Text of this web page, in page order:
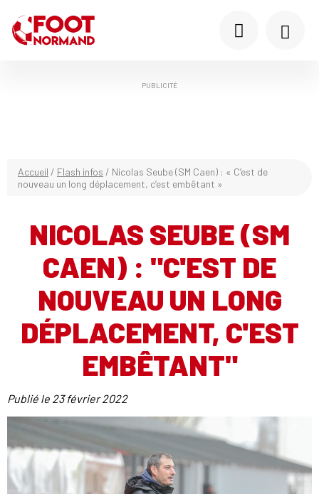
PUBLICITÉ
Accueil / Flash infos / Nicolas Seube (SM Caen) : « C’est de
nouveau un long déplacement, c’est embêtant »
NICOLAS SEUBE (SM
CAEN) : "C'EST DE
NOUVEAU UN LONG
DÉPLACEMENT, C'EST
EMBÊTANT"
Publié le 23 février 2022